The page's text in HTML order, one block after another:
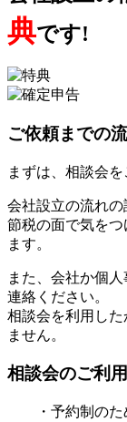
典です!
ご依頼までの
まずは、相談会を
会社設立の流れの
節税の面で気を
ます。
また、会社か個
連絡ください。
相談会を利用し
ません。
相談会のご利
・予約制のため